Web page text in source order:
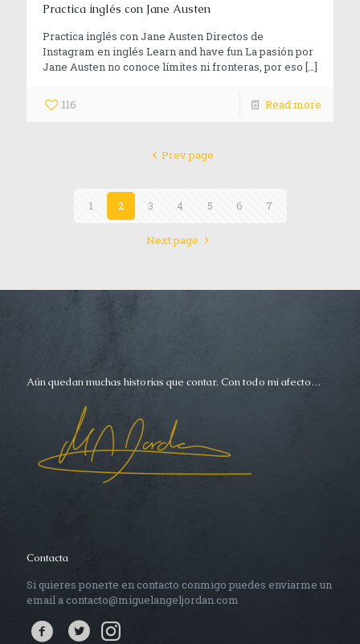
Practica inglés con Jane Austen
Practica inglés con Jane Austen Directos de
Instagram en inglés Learn and have fun La pasión por
Jane Austen no conoce límites ni fronteras, por eso […]
116 Read more
Prev page
1 2 3 4 5 6 7
Next page
Aún quedan muchas historias que contar. Con todo mi afecto…
Contacta
Si quieres ponerte en contacto conmigo puedes enviarme un
email a contacto@miguelangeljordan.com